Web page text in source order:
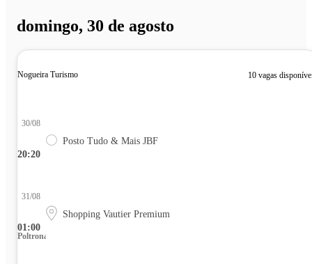
domingo, 30 de agosto
Nogueira Turismo 10 vagas
20:20
30/08
Posto Tudo & Mais JBF
01:00
31/08
Shopping Vautier Premium
Poltrona